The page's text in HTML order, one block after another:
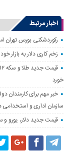
اخبار مرتبط
رکوردشکنی بورس تهران امروز ۱۲ مهر ۱۴۰۴| بازار سهام
زخم کاری دلار به بازار
خورد
خبر مهم برای
سازمان اداری و استخدامی
قیمت جدید دلار، یورو و سایر ارزها ۱۲ مهر ۱۴۰۴/ تکان چهار